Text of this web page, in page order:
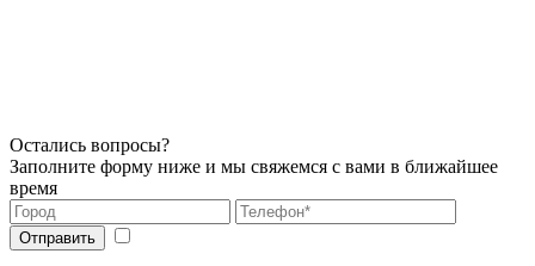
Остались вопросы?
Заполните форму ниже и мы свяжемся с вами в ближайшее
время